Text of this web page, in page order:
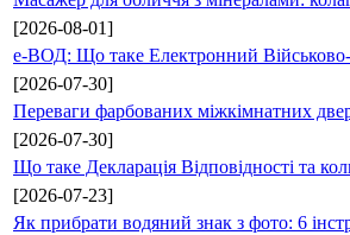
[2026-08-01]
е-ВОД: Що таке Електронний
[2026-07-30]
Переваги фарбованих міжкімнатних
[2026-07-30]
Що таке Декларація Відповідності та
[2026-07-23]
Як прибрати водяний знак з фото: 6